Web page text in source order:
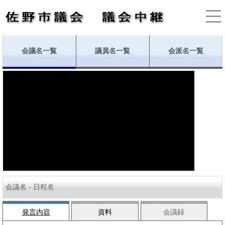
会議名一覧 議員名一覧 会派名一覧
会議名 - 日程名
発言内容 資料 会議録